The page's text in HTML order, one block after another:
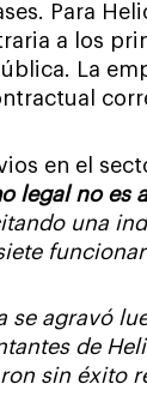
Para
a los
La
en el
legal no es
una
se agravó
de
sin éxito